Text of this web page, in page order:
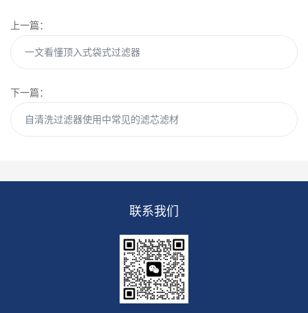
上一篇：
一文看懂顶入式袋式过滤器
下一篇：
自清洗过滤器使用中常见的滤芯滤材
联系我们